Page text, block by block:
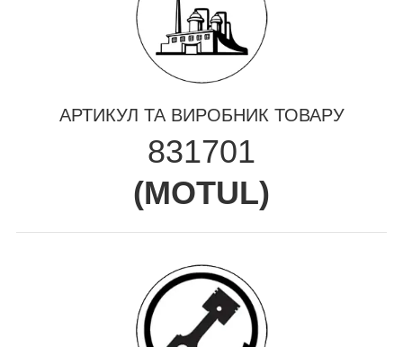
АРТИКУЛ ТА ВИРОБНИК ТОВАРУ
831701
(MOTUL)